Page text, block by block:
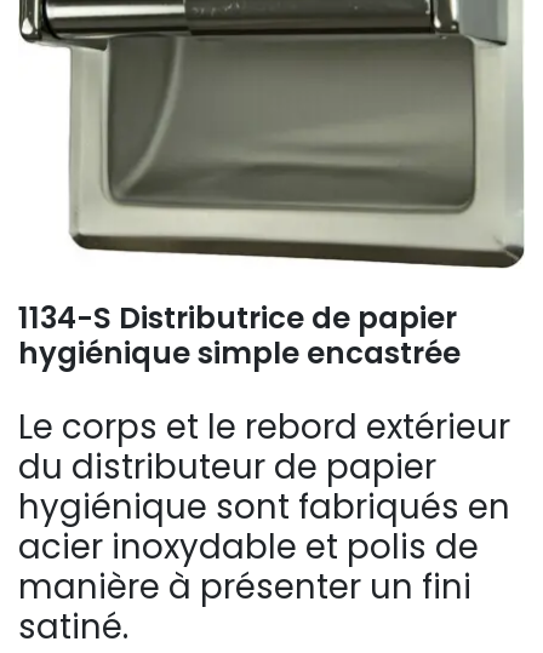
1134-S Distributrice de papier
hygiénique simple encastrée
Le corps et le rebord extérieur
du distributeur de papier
hygiénique sont fabriqués en
acier inoxydable et polis de
manière à présenter un fini
satiné.